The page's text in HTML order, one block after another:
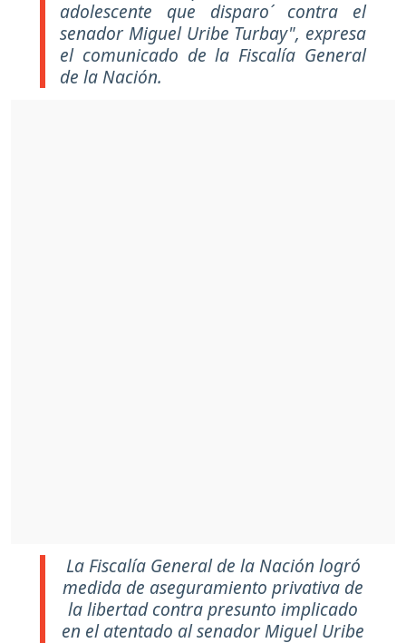
adolescente que disparo´ contra el
senador Miguel Uribe Turbay", expresa
el comunicado de la Fiscalía General
de la Nación.
La Fiscalía General de la Nación logró
medida de aseguramiento privativa de
la libertad contra presunto implicado
en el atentado al senador Miguel Uribe